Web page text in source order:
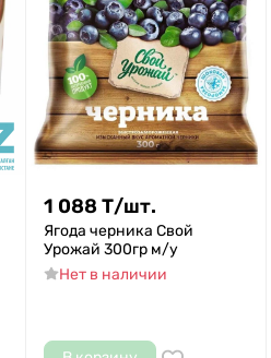
1 088 Т/шт.
Ягода черника Свой
Урожай 300гр м/у
Нет в наличии